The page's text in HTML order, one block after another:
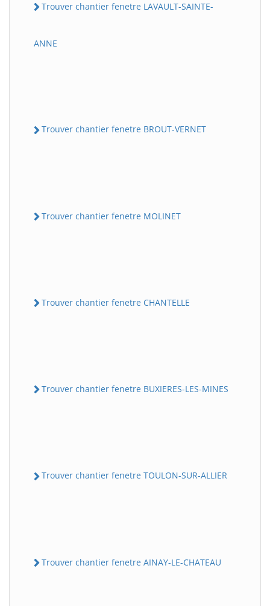
Trouver chantier fenetre LAVAULT-SAINTE-
ANNE
Trouver chantier fenetre BROUT-VERNET
Trouver chantier fenetre MOLINET
Trouver chantier fenetre CHANTELLE
Trouver chantier fenetre BUXIERES-LES-MINES
Trouver chantier fenetre TOULON-SUR-ALLIER
Trouver chantier fenetre AINAY-LE-CHATEAU